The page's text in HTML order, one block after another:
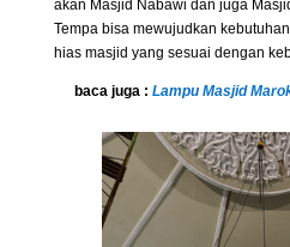
akan Masjid Nabawi dan juga
Tempa bisa mewujudkan
hias masjid yang sesuai dengan
baca juga :Lampu Masjid